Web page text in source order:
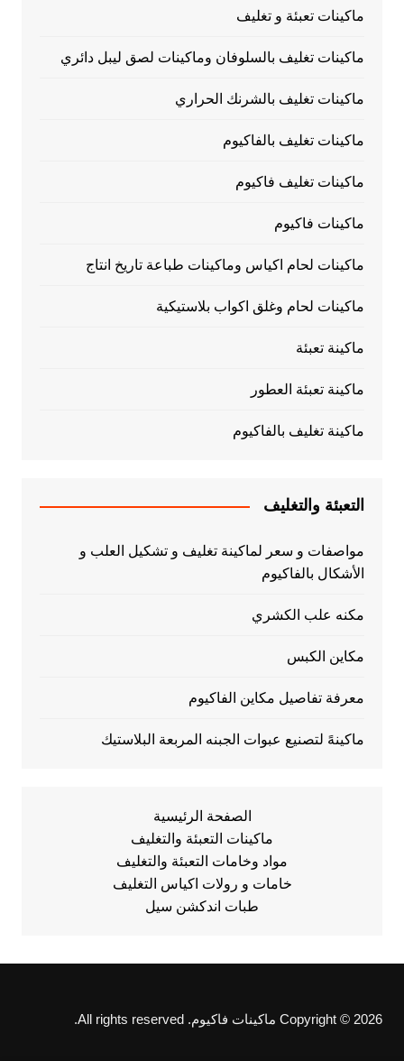
ماكينات تعبئة و تغليف
ماكينات تغليف بالسلوفان وماكينات لصق ليبل دائري
ماكينات تغليف بالشرنك الحراري
ماكينات تغليف بالفاكيوم
ماكينات تغليف فاكيوم
ماكينات فاكيوم
ماكينات لحام اكياس وماكينات طباعة تاريخ انتاج
ماكينات لحام وغلق اكواب بلاستيكية
ماكينة تعبئة
ماكينة تعبئة العطور
ماكينة تغليف بالفاكيوم
التعبئة والتغليف
مواصفات و سعر لماكينة تغليف و تشكيل العلب و
الأشكال بالفاكيوم
مكنه علب الكشري
مكاين الكبس
معرفة تفاصيل مكاين الفاكيوم
ماكينهً لتصنيع عبوات الجبنه المربعة البلاستيك
الصفحة الرئيسية
ماكينات التعبئة والتغليف
مواد وخامات التعبئة والتغليف
خامات و رولات اكياس التغليف
طبات اندكشن سيل
Copyright © 2026 ماكينات فاكيوم. All rights reserved.